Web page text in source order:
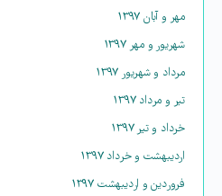
مهر و آبان ۱۳۹۷
شهریور و مهر ۱۳۹۷
مرداد و شهریور ۱۳۹۷
تیر و مرداد ۱۳۹۷
خرداد و تیر ۱۳۹۷
اردیبهشت و خرداد ۱۳۹۷
فروردین و اردیبهشت ۱۳۹۷